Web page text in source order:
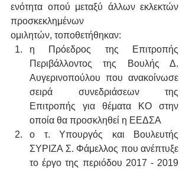
ενότητα οπού μεταξύ άλλων εκλεκτών
προσκεκλημένων
ομιλητών, τοποθετήθηκαν:
η Πρόεδρος της Επιτροπής
Περιβάλλοντος της Βουλής Δ.
Αυγερινοπούλου που ανακοίνωσε
σειρά συνεδριάσεων της
Επιτροπής για θέματα ΚΟ στην
οποία θα προσκληθεί η ΕΕΔΣΑ
ο τ. Υπουργός και Βουλευτής
ΣΥΡΙΖΑ Σ. Φάμελλος που ανέπτυξε
το έργο της περιόδου 2017 - 2019